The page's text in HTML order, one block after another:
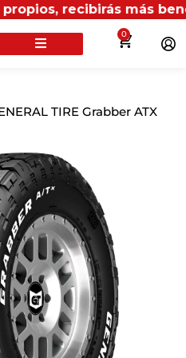
más beneficios
0
TIRE Grabber ATX